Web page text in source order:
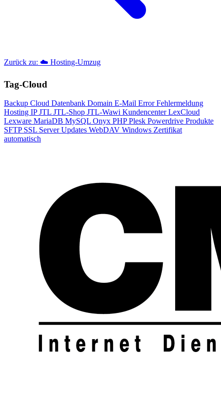
Zurück zu: ☁️ Hosting-Umzug
Tag-Cloud
Backup Cloud Datenbank Domain E-Mail ErrorFehlermeldung
Hosting IPJTL JTL-Shop JTL-Wawi KundencenterLexCloud
Lexware MariaDB MySQL Onyx PHPPlesk Powerdrive Produkte
SFTP SSL ServerUpdates WebDAV Windows Zertifikat
automatisch